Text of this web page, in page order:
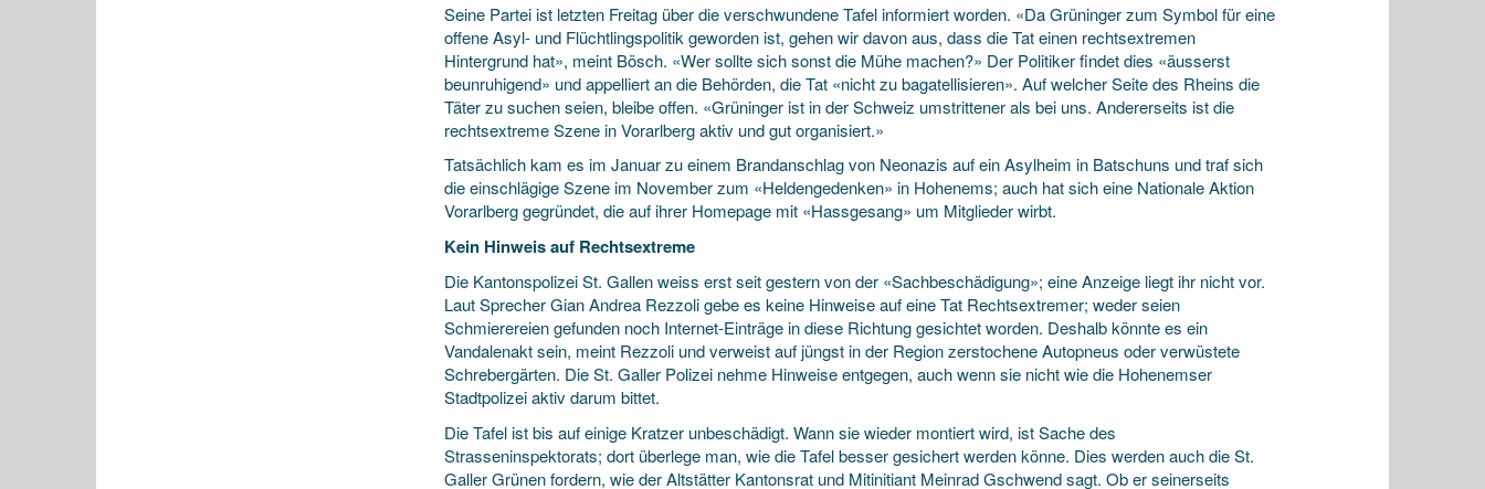
Seine Partei ist letzten Freitag über die verschwundene Tafel informiert worden. «Da Grüninger zum Symbol für eine
offene Asyl- und Flüchtlingspolitik geworden ist, gehen wir davon aus, dass die Tat einen rechtsextremen
Hintergrund hat», meint Bösch. «Wer sollte sich sonst die Mühe machen?» Der Politiker findet dies «äusserst
beunruhigend» und appelliert an die Behörden, die Tat «nicht zu bagatellisieren». Auf welcher Seite des Rheins die
Täter zu suchen seien, bleibe offen. «Grüninger ist in der Schweiz umstrittener als bei uns. Andererseits ist die
rechtsextreme Szene in Vorarlberg aktiv und gut organisiert.»
Tatsächlich kam es im Januar zu einem Brandanschlag von Neonazis auf ein Asylheim in Batschuns und traf sich
die einschlägige Szene im November zum «Heldengedenken» in Hohenems; auch hat sich eine Nationale Aktion
Vorarlberg gegründet, die auf ihrer Homepage mit «Hassgesang» um Mitglieder wirbt.
Kein Hinweis auf Rechtsextreme
Die Kantonspolizei St. Gallen weiss erst seit gestern von der «Sachbeschädigung»; eine Anzeige liegt ihr nicht vor.
Laut Sprecher Gian Andrea Rezzoli gebe es keine Hinweise auf eine Tat Rechtsextremer; weder seien
Schmierereien gefunden noch Internet-Einträge in diese Richtung gesichtet worden. Deshalb könnte es ein
Vandalenakt sein, meint Rezzoli und verweist auf jüngst in der Region zerstochene Autopneus oder verwüstete
Schrebergärten. Die St. Galler Polizei nehme Hinweise entgegen, auch wenn sie nicht wie die Hohenemser
Stadtpolizei aktiv darum bittet.
Die Tafel ist bis auf einige Kratzer unbeschädigt. Wann sie wieder montiert wird, ist Sache des
Strasseninspektorats; dort überlege man, wie die Tafel besser gesichert werden könne. Dies werden auch die St.
Galler Grünen fordern, wie der Altstätter Kantonsrat und Mitinitiant Meinrad Gschwend sagt. Ob er seinerseits